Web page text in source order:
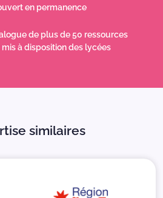
en permanence
de plus de 50 ressources
à disposition des lycées
similaires